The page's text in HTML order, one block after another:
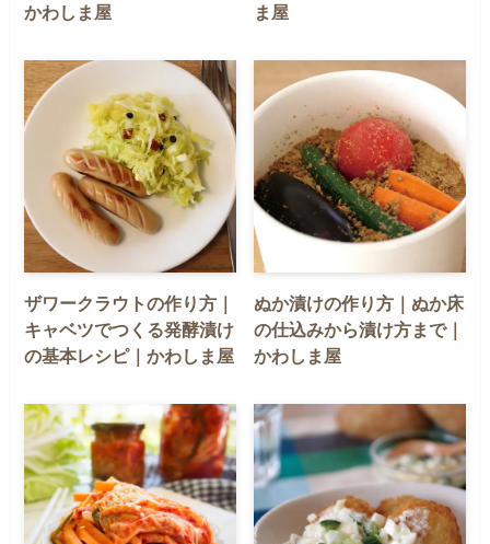
かわしま屋 ま屋
ザワークラウトの作り方｜
キャベツでつくる発酵漬け
の基本レシピ｜かわしま屋
ぬか漬けの作り方｜ぬか床
の仕込みから漬け方まで｜
かわしま屋